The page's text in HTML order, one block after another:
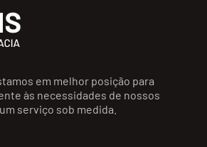
em melhor posição para
às necessidades de nossos
serviço sob medida.